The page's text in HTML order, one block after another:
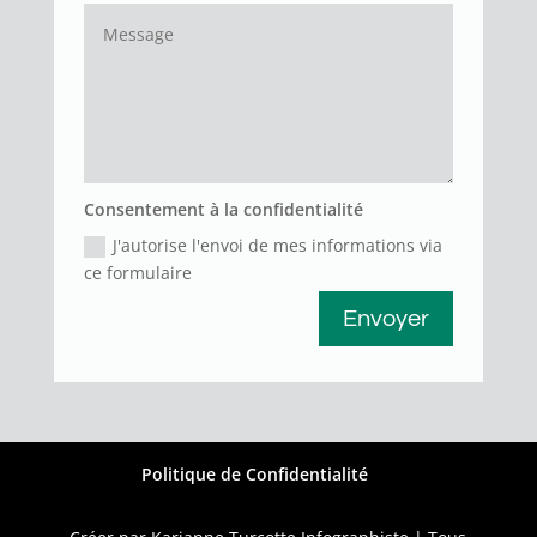
Consentement à la confidentialité
J'autorise l'envoi de mes informations via
ce formulaire
Envoyer
Politique de Confidentialité